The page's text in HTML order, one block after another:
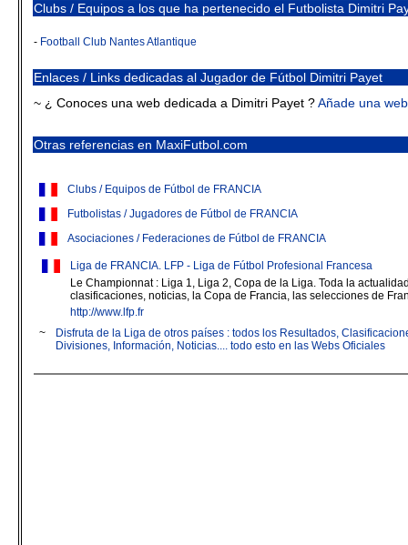
Clubs / Equipos a los que ha pertenecido el Futbolista Dimitri
- Football Club Nantes Atlantique
Enlaces / Links dedicadas al Jugador de Fútbol Dimitri Payet
~ ¿ Conoces una web dedicada a Dimitri Payet ?Añade una
Otras referencias en MaxiFutbol.com
Clubs / Equipos de Fútbol de FRANCIA
Futbolistas / Jugadores de Fútbol de FRANCIA
Asociaciones / Federaciones de Fútbol de FRANCIA
Liga de FRANCIA. LFP - Liga de Fútbol Profesional Francesa
Le Championnat : Liga 1, Liga 2, Copa de la Liga. Toda la
clasificaciones, noticias, la Copa de Francia, las selecciones de
http://www.lfp.fr
~
Disfruta de la Liga de otros países : todos los Resultados,
Divisiones, Información, Noticias.... todo esto en las Webs Oficiales